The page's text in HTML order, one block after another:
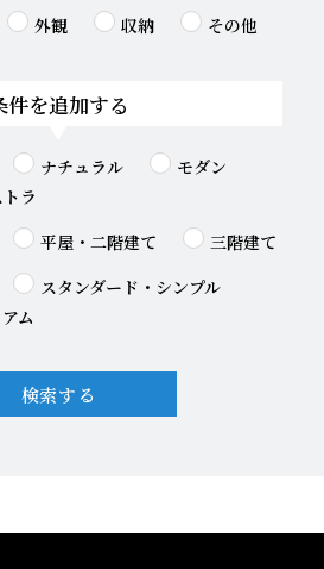
外観 収納 その他
件を追加する
ナチュラル
モダン
ラ
平屋・二階建て 三階建て
スタンダード・シンプル
ム
検索する